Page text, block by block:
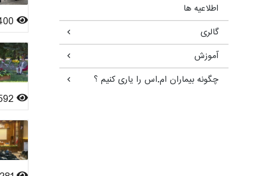
اطلاعیه ها
گالری
آموزش
چگونه بیماران ام.اس را یاری کنیم ؟